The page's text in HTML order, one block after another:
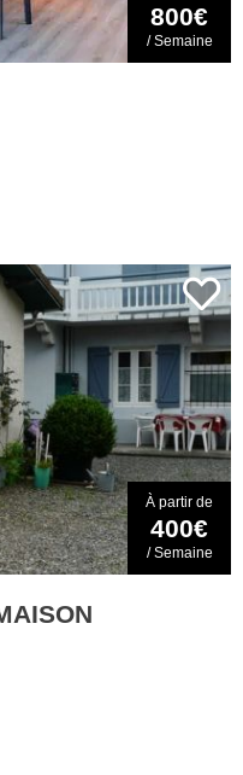
800€
/ Semaine
À partir de
400€
/ Semaine